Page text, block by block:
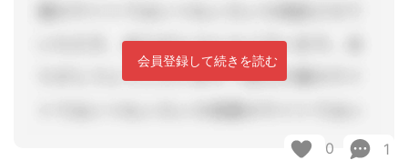
会員登録して続きを読む
0 1